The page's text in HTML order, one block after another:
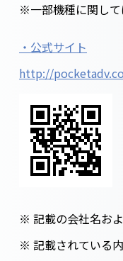
※一部機種に関して
・公式サイト
http://
※ 記載の会社名お
※ 記載されている